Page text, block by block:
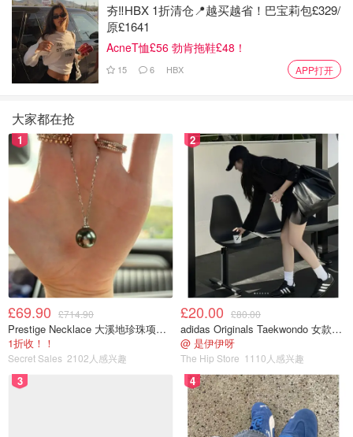
夯‼️HBX 1折清仓📍越买越省！巴宝莉包£329/
原£1641
AcneT恤£56 勃肯拖鞋£48！
15 6 HBX APP打开
大家都在抢
1
£69.90 £714.90
Prestige Necklace 大溪地珍珠项链 10-11mm
1折收！！
Secret Sales 2102人感兴趣
2
£20.00 £80.00
adidas Originals Taekwondo 女款黑色运动鞋
@ 是伊伊呀
The Hip Store 1110人感兴趣
3 4